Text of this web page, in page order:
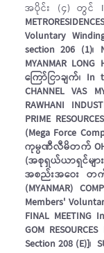
အပိုင်း (၄) တွင်
Voluntary
section 206 (1)၊
MYANMAR
ကြော်ငြာချက်၊
CHANNEL VAS
RAWHANI
PRIME
(Mega Force
ကုမ္ပဏီလီမိတက်
(အစုရှယ်ယာရှင်မျာ
အစည်းအဝေး တက်ရ
(MYANMAR)
Members'
FINAL
GOM
Section 208 (E)]၊